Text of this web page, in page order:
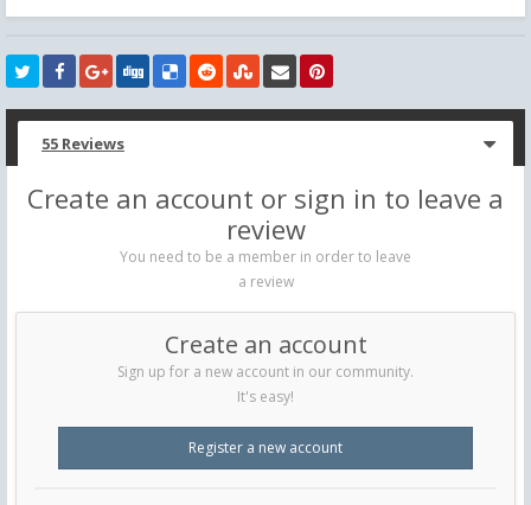
55 Reviews
Create an account or sign in to leave a
review
You need to be a member in order to leave
a review
Create an account
Sign up for a new account in our community.
It's easy!
Register a new account